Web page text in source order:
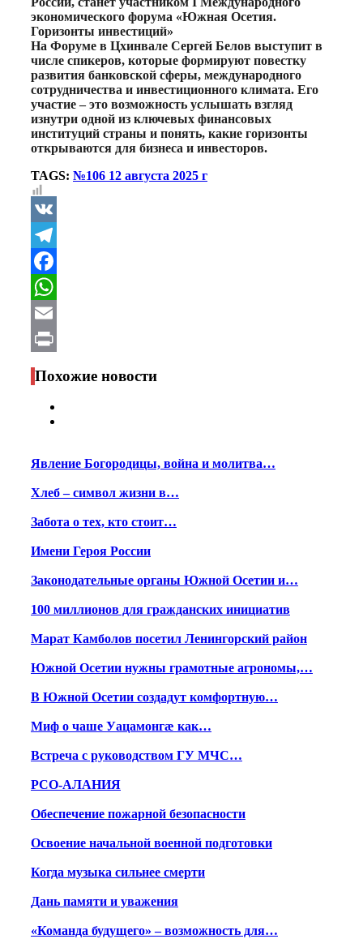
экономического форума «Южная Осетия.
Горизонты инвестиций»
На Форуме в Цхинвале Сергей Белов выступит в
числе спикеров, которые формируют повестку
развития банковской сферы, международного
сотрудничества и инвестиционного климата. Его
участие – это возможность услышать взгляд
изнутри одной из ключевых финансовых
институций страны и понять, какие горизонты
открываются для бизнеса и инвесторов.
TAGS: №106 12 августа 2025 г
VK
Telegram
Facebook
WhatsApp
Email
Print
Похожие новости
Явление Богородицы, война и молитва…
Хлеб – символ жизни в…
Забота о тех, кто стоит…
Имени Героя России
Законодательные органы Южной Осетии и…
100 миллионов для гражданских инициатив
Марат Камболов посетил Ленингорский район
Южной Осетии нужны грамотные агрономы,…
В Южной Осетии создадут комфортную…
Миф о чаше Уацамонгæ как…
Встреча с руководством ГУ МЧС…
РСО-АЛАНИЯ
Обеспечение пожарной безопасности
Освоение начальной военной подготовки
Когда музыка сильнее смерти
Дань памяти и уважения
«Команда будущего» – возможность для…